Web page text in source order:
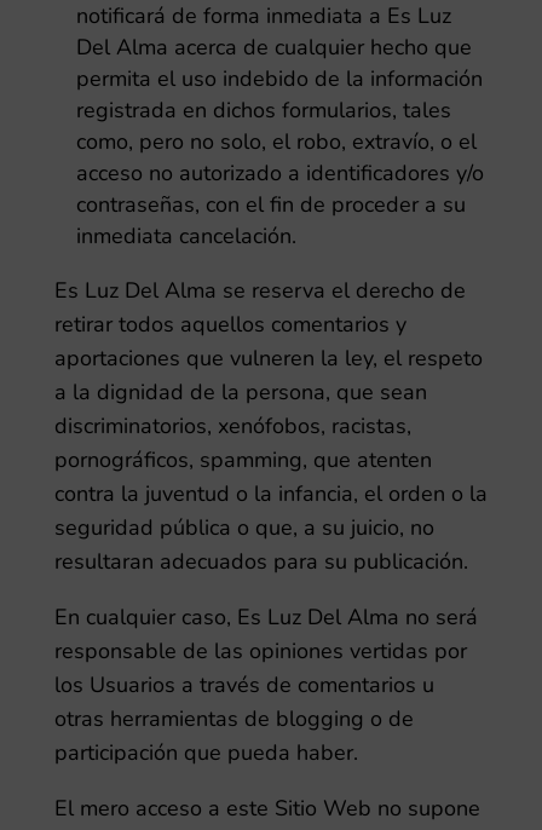
notificará de forma inmediata a Es Luz
Del Alma acerca de cualquier hecho que
permita el uso indebido de la información
registrada en dichos formularios, tales
como, pero no solo, el robo, extravío, o el
acceso no autorizado a identificadores y/o
contraseñas, con el fin de proceder a su
inmediata cancelación.
Es Luz Del Alma se reserva el derecho de
retirar todos aquellos comentarios y
aportaciones que vulneren la ley, el respeto
a la dignidad de la persona, que sean
discriminatorios, xenófobos, racistas,
pornográficos, spamming, que atenten
contra la juventud o la infancia, el orden o la
seguridad pública o que, a su juicio, no
resultaran adecuados para su publicación.
En cualquier caso, Es Luz Del Alma no será
responsable de las opiniones vertidas por
los Usuarios a través de comentarios u
otras herramientas de blogging o de
participación que pueda haber.
El mero acceso a este Sitio Web no supone